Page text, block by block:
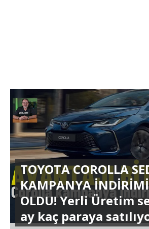
TOYOTA COROLLA
KAMPANYA
OLDU! Yerli Üretim
ay kaç paraya